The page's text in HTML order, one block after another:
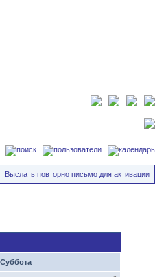
Выслать повторно письмо для активации
Суббота